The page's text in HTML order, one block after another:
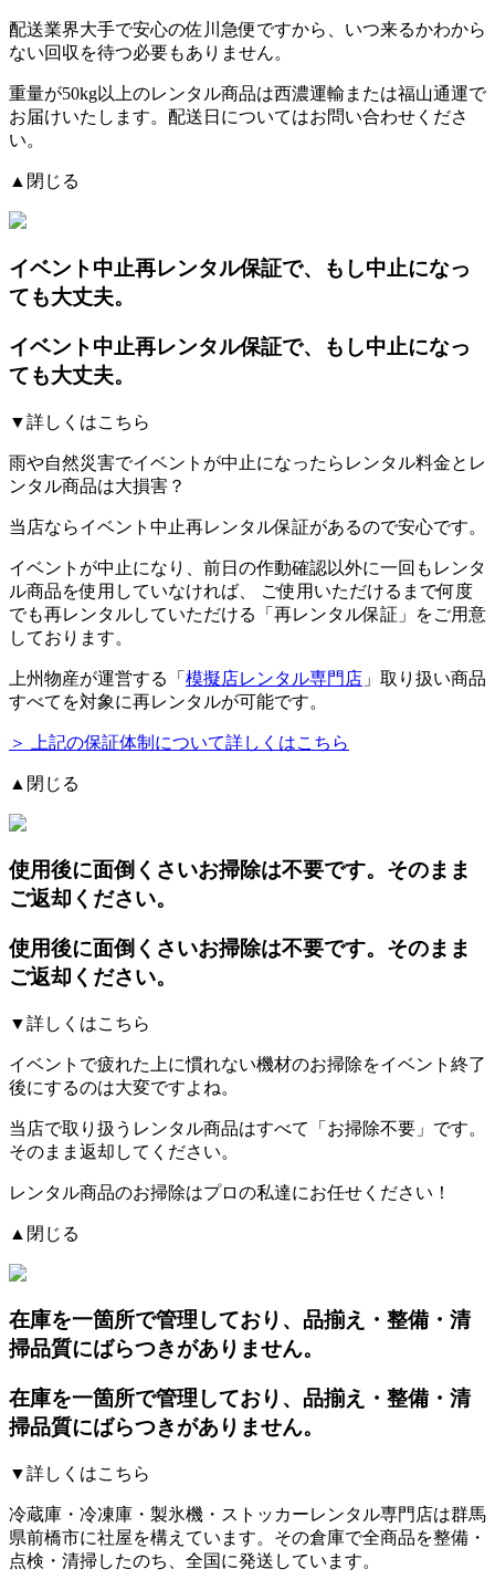
配送業界大手で安心の佐川急便ですから、 いつ来るかわから
ない回収を待つ必要もありません。
重量が50kg以上のレンタル商品は西濃運輸または福山通運で
お届けいたします。配送日についてはお問い合わせくださ
い。
▲閉じる
イベント中止再レンタル保証で、もし中止になっ
ても大丈夫。
イベント中止再レンタル保証で、もし中止になっ
ても大丈夫。
▼詳しくはこちら
雨や自然災害でイベントが中止になったらレンタル料金とレ
ンタル商品は大損害？
当店ならイベント中止再レンタル保証があるので安心です。
イベントが中止になり、前日の作動確認以外に一回もレンタ
ル商品を使用していなければ、
ご使用いただけるまで何度
でも再レンタルしていただける「再レンタル保証」をご用意
しております。
上州物産が運営する「 模擬店レンタル専門店 」取り扱い商品
すべてを対象に再レンタルが可能です。
＞ 上記の保証体制について詳しくはこちら
▲閉じる
使用後に面倒くさいお掃除は不要です。そのまま
ご返却ください。
使用後に面倒くさいお掃除は不要です。そのまま
ご返却ください。
▼詳しくはこちら
イベントで疲れた上に慣れない機材のお掃除をイベント終了
後にするのは大変ですよね。
当店で取り扱うレンタル商品はすべて「お掃除不要」です。
そのまま返却してください。
レンタル商品のお掃除はプロの私達にお任せください！
▲閉じる
在庫を一箇所で管理しており、品揃え・整備・清
掃品質にばらつきがありません。
在庫を一箇所で管理しており、品揃え・整備・清
掃品質にばらつきがありません。
▼詳しくはこちら
冷蔵庫・冷凍庫・製氷機・ストッカーレンタル専門店は群馬
県前橋市に社屋を構えています。 その倉庫で全商品を整備・
点検・清掃したのち、全国に発送しています。